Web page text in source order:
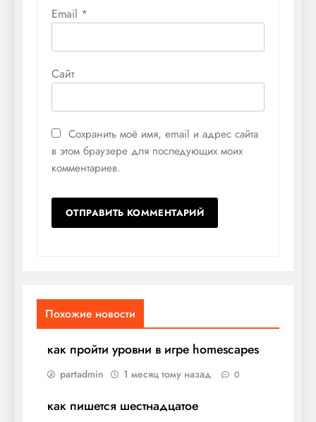
Email *
Сайт
Сохранить моё имя, email и адрес сайта
в этом браузере для последующих моих
комментариев.
Похожие новости
как пройти уровни в игре homescapes
partadmin 1 месяц тому назад 0
как пишется шестнадцатое